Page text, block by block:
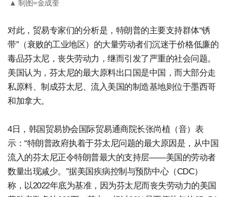
▲ 制图=金成奎
对此，贸易专家们的分析是，特朗普的主要支持群体“锈
带”（衰败的工业地区）的大量劳动者们沉迷于价格低廉的
毒品芬太尼，丧失劳动力，继而引发了严重的社会问题。
美国认为，芬太尼的最大原料出口国是中国，而大部分走
私原料、制成芬太尼、流入美国的制造基地则位于墨西哥
和加拿大。
4日，韩国贸易协会国际贸易通商院长张尚植（音）表
示：“特朗普政府执着于芬太尼问题的最大原因是，从中国
流入的芬太尼正令特朗普最大的支持层——美国的劳动者
数量出现减少。”据美国疾病控制与预防中心（CDC）
称，以2022年底为基准，因为芬太尼而丧失劳动力的美国